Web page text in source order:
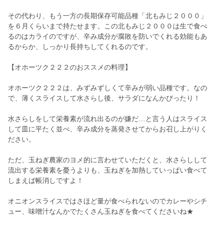
その代わり、もう一方の長期保存可能品種「北もみじ２０００」
を６月くらいまで持たせます。この北もみじ２０００は生で食べ
るのはカライのですが、辛み成分が腐敗を防いでくれる効能もあ
るからか、しっかり長持ちしてくれるのです。
【オホーツク２２２のおススメの料理】
オホーツク２２２は、みずみずしくて辛みが弱い品種です。なの
で、薄くスライスして水さらし後、サラダになんかぴったり！
水さらしをして栄養素が流れ出るのが嫌だ…と言う人はスライス
して皿に平たく並べ、辛み成分を蒸発させてからお召し上がりく
ださい。
ただ、玉ねぎ農家のヨメ的に言わせていただくと、水さらしして
流出する栄養素を憂うよりも、玉ねぎを加熱していっぱい食べて
しまえば帳消しですよ！
オニオンスライスではさほど量が食べられないのでカレーやシチ
ュー、味噌汁なんかでたくさん玉ねぎを食べてくださいね★